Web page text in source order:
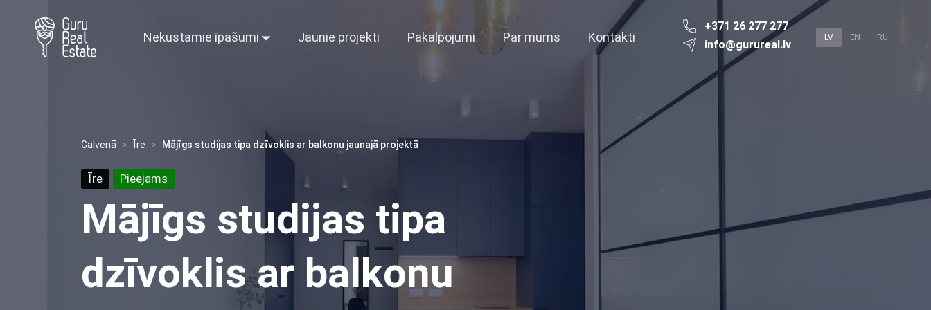
Nekustamie īpašumi Jaunie projekti Pakalpojumi Par mums Kontakti
+371 26 277 277
info@gurureal.lv
LV EN RU
Galvenā Īre Mājīgs studijas tipa dzīvoklis ar balkonu jaunajā projektā
Īre Pieejams
Mājīgs studijas tipa
dzīvoklis ar balkonu